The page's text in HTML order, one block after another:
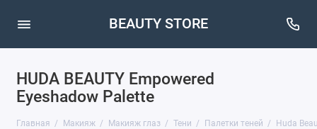
BEAUTY STORE
HUDA BEAUTY Empowered
Eyeshadow Palette
Главная Макияж Макияж глаз Тени Палетки теней Huda